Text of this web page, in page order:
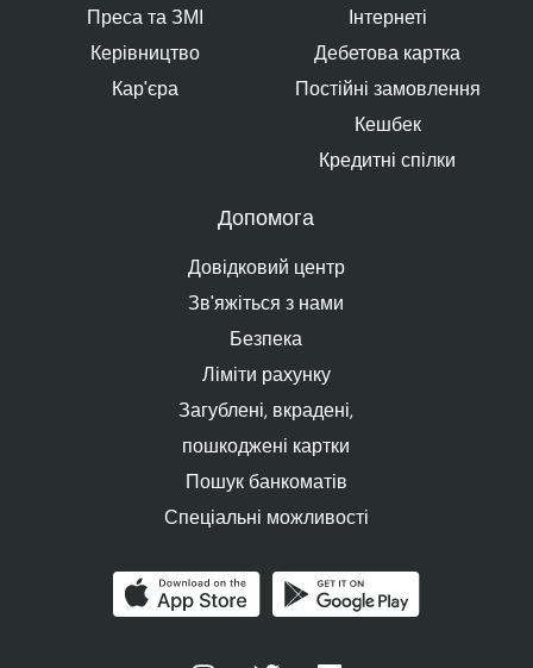
Преса та ЗМІ
Керівництво
Кар'єра
Інтернеті
Дебетова картка
Постійні замовлення
Кешбек
Кредитні спілки
Допомога
Довідковий центр
Зв'яжіться з нами
Безпека
Ліміти рахунку
Загублені, вкрадені,
пошкоджені картки
Пошук банкоматів
Спеціальні можливості